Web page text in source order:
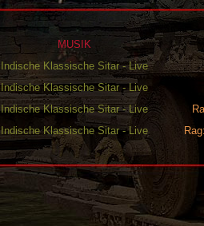
MUSIK
Indische Klassische Sitar - Live
Indische Klassische Sitar - Live
Indische Klassische Sitar - Live
Indische Klassische Sitar - Live